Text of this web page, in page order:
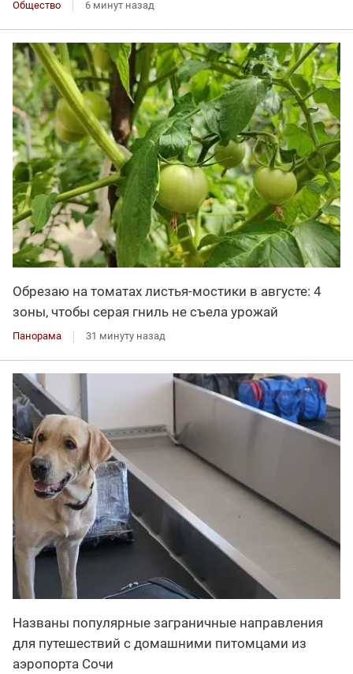
Общество 6 минут назад
Обрезаю на томатах листья-мостики в августе: 4
зоны, чтобы серая гниль не съела урожай
Панорама 31 минуту назад
Названы популярные заграничные направления
для путешествий с домашними питомцами из
аэропорта Сочи